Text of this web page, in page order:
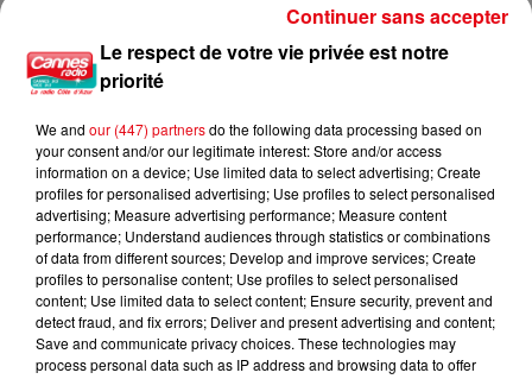
Nice : un salon de coiffure fermé après un contrôle
Le respect de votre vie privée est notre
priorité
We and our (447) partnersdo the following data processing based on
your consent and/or our legitimate interest: Store and/or access
information on a device; Use limited data to select advertising; Create
profiles for personalised advertising; Use profiles to select personalised
advertising; Measure advertising performance; Measure content
performance; Understand audiences through statistics or combinations
of data from different sources; Develop and improve services; Create
profiles to personalise content; Use profiles to select personalised
content; Use limited data to select content; Ensure security, prevent and
detect fraud, and fix errors; Deliver and present advertising and content;
Save and communicate privacy choices. These technologies may
process personal data such as IP address and browsing data to offer
Continuer sans accepter